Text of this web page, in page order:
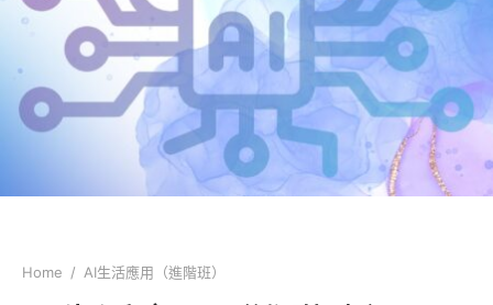
Home / AI生活應用（進階班）
議會課程
課程